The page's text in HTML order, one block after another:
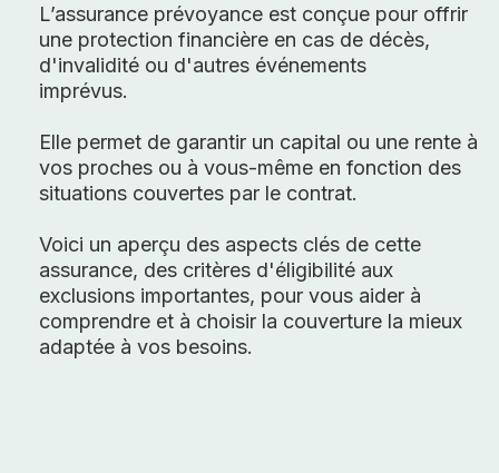
L’assurance prévoyance est conçue pour offrir
une protection financière en cas de décès,
d'invalidité ou d'autres événements
imprévus.
Elle permet de garantir un capital ou une rente à
vos proches ou à vous-même en fonction des
situations couvertes par le contrat.
Voici un aperçu des aspects clés de cette
assurance, des critères d'éligibilité aux
exclusions importantes, pour vous aider à
comprendre et à choisir la couverture la mieux
adaptée à vos besoins.